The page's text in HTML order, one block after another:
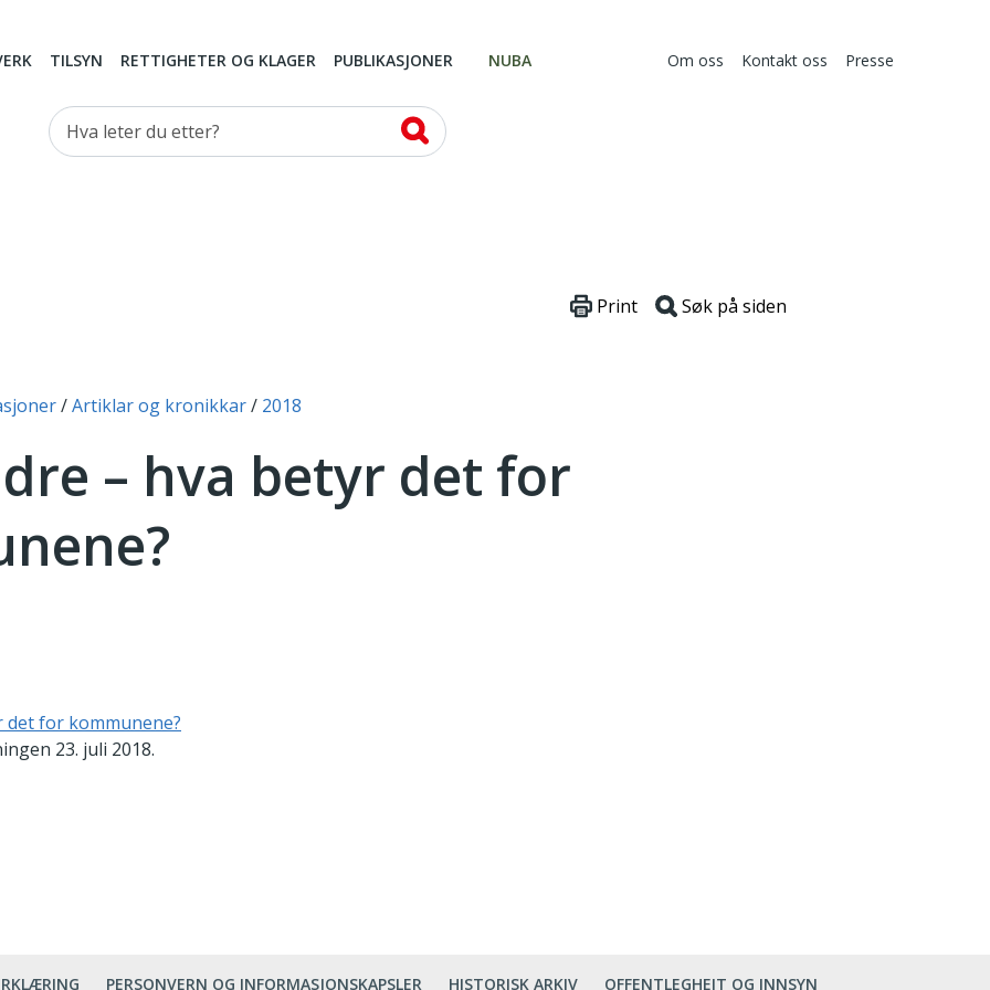
TILSYN RETTIGHETER OG KLAGER PUBLIKASJONER NUBA Om oss Kontakt oss Presse
Hva leter du etter?
Artiklar og kronikkar 2018
Print Søk på siden
– hva betyr det for
det for kommunene?
23. juli 2018.
PERSONVERN OG INFORMASJONSKAPSLER HISTORISK ARKIV OFFENTLEGHEIT OG INNSYN